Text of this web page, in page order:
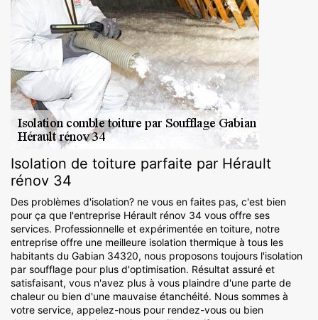
Isolation de toiture parfaite par Hérault
rénov 34
Des problèmes d'isolation? ne vous en faites pas, c'est bien
pour ça que l'entreprise Hérault rénov 34 vous offre ses
services. Professionnelle et expérimentée en toiture, notre
entreprise offre une meilleure isolation thermique à tous les
habitants du Gabian 34320, nous proposons toujours l'isolation
par soufflage pour plus d'optimisation. Résultat assuré et
satisfaisant, vous n'avez plus à vous plaindre d'une parte de
chaleur ou bien d'une mauvaise étanchéité. Nous sommes à
votre service, appelez-nous pour rendez-vous ou bien